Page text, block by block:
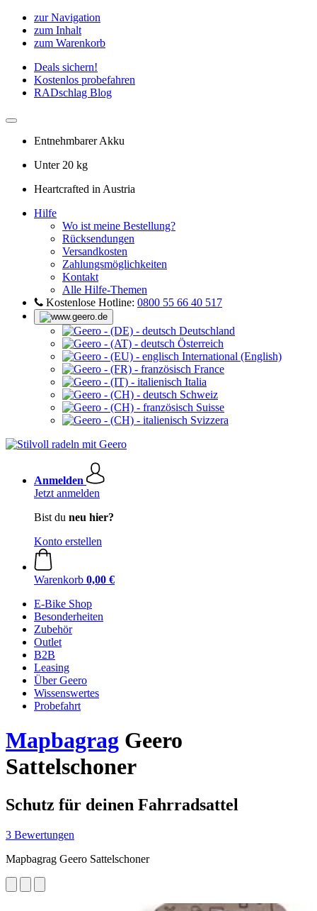
zur Navigation
zum Inhalt
zum Warenkorb
Deals sichern!
Kostenlos probefahren
RADschlag Blog
Entnehmbarer Akku
Unter 20 kg
Heartcrafted in Austria
Hilfe
Wo ist meine Bestellung?
Rücksendungen
Versandkosten
Zahlungsmöglichkeiten
Kontakt
Alle Hilfe-Themen
Kostenlose Hotline: 0800 55 66 40 517
Deutschland
Österreich
International (English)
France
Italia
Schweiz
Suisse
Svizzera
Anmelden
Jetzt anmelden
Bist du neu hier?
Konto erstellen
Warenkorb 0,00 €
E-Bike Shop
Besonderheiten
Zubehör
Outlet
B2B
Leasing
Über Geero
Wissenswertes
Probefahrt
Mapbagrag Geero
Sattelschoner
Schutz für deinen Fahrradsattel
3 Bewertungen
Mapbagrag Geero Sattelschoner